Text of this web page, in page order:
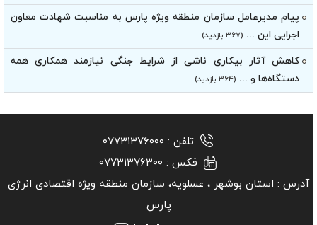
پیام مدیرعامل سازمان منطقه ویژه پارس به مناسبت شهادت معاون
اجرایی این ...
کاهش آثار بیکاری ناشی از شرایط جنگی نیازمند همکاری همه
دستگاه‌ها و ...
تلفن : ۰۷۷۳۱۳۷۶۰۰۰
فکس : ۰۷۷۳۱۳۷۶۳۰۰
آدرس : استان بوشهر ‏، عسلویه، سازمان منطقه ویژه اقتصادی انرژی
پارس